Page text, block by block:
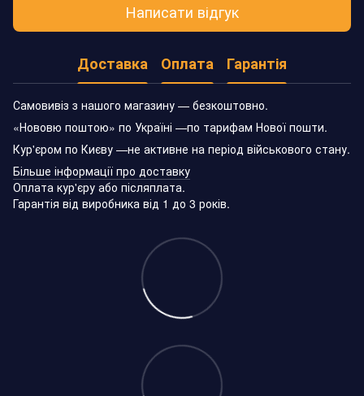
Написати відгук
Доставка Оплата Гарантія
Самовивіз з нашого магазину — безкоштовно.
«Нововю поштою» по Україні —по тарифам Нової пошти.
Кур'єром по Києву —не активне на період військового стану.
Більше інформації про доставку
Оплата кур'єру або післяплата.
Гарантія від виробника від 1 до 3 років.